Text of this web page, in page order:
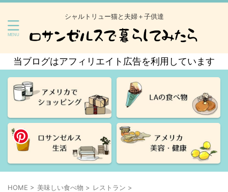
シャルトリュー猫と夫婦＋子供達
当ブログはアフィリエイト広告を利用しています
HOME > 美味しい食べ物 > レストラン >